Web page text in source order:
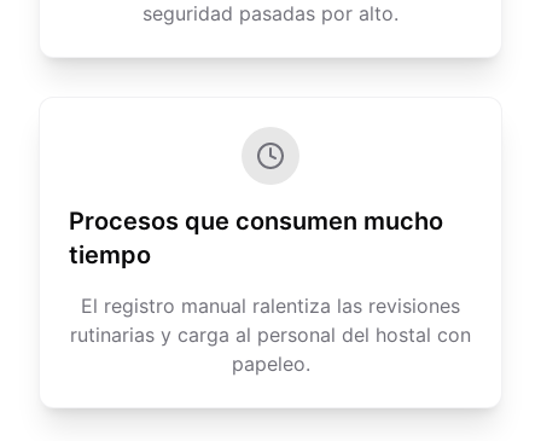
seguridad pasadas por alto.
Procesos que consumen mucho
tiempo
El registro manual ralentiza las revisiones
rutinarias y carga al personal del hostal con
papeleo.